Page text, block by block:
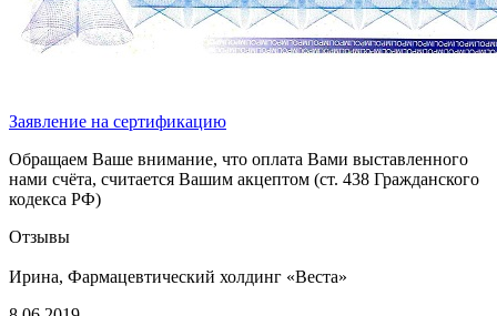
Заявление на сертификацию
Обращаем Ваше внимание, что оплата Вами выставленного
нами счёта, считается Вашим акцептом (ст. 438 Гражданского
кодекса РФ)
Отзывы
Ирина, Фармацевтический холдинг «Веста»